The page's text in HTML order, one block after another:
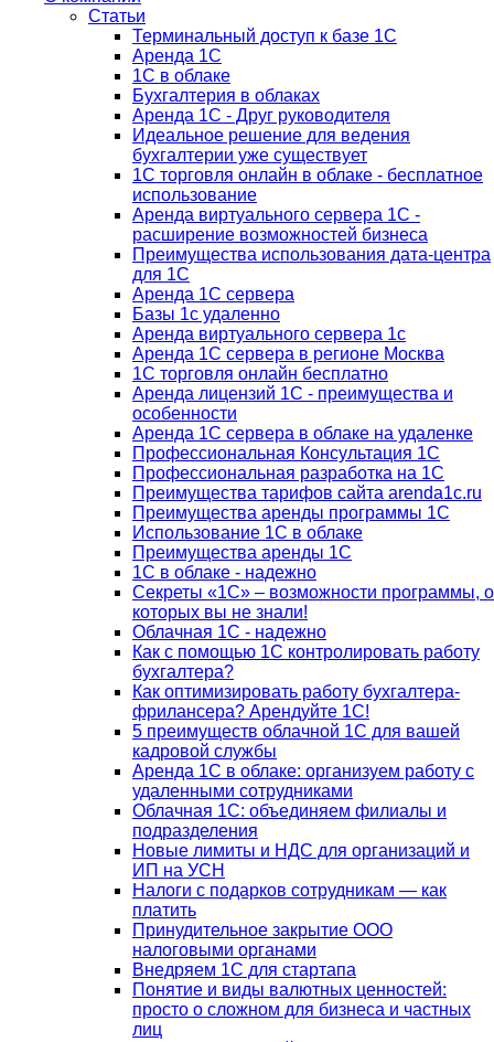
Статьи
Терминальный доступ к базе 1С
Аренда 1С
1С в облаке
Бухгалтерия в облаках
Аренда 1С - Друг руководителя
Идеальное решение для ведения
бухгалтерии уже существует
1С торговля онлайн в облаке - бесплатное
использование
Аренда виртуального сервера 1С -
расширение возможностей бизнеса
Преимущества использования дата-центра
для 1С
Аренда 1С сервера
Базы 1с удаленно
Аренда виртуального сервера 1с
Аренда 1С сервера в регионе Москва
1С торговля онлайн бесплатно
Аренда лицензий 1С - преимущества и
особенности
Аренда 1С сервера в облаке на удаленке
Профессиональная Консультация 1С
Профессиональная разработка на 1С
Преимущества тарифов сайта arenda1c.ru
Преимущества аренды программы 1С
Использование 1С в облаке
Преимущества аренды 1С
1С в облаке - надежно
Секреты «1С» – возможности программы, о
которых вы не знали!
Облачная 1С - надежно
Как с помощью 1С контролировать работу
бухгалтера?
Как оптимизировать работу бухгалтера-
фрилансера? Арендуйте 1С!
5 преимуществ облачной 1С для вашей
кадровой службы
Аренда 1С в облаке: организуем работу с
удаленными сотрудниками
Облачная 1С: объединяем филиалы и
подразделения
Новые лимиты и НДС для организаций и
ИП на УСН
Налоги с подарков сотрудникам — как
платить
Принудительное закрытие ООО
налоговыми органами
Внедряем 1С для стартапа
Понятие и виды валютных ценностей:
просто о сложном для бизнеса и частных
лиц